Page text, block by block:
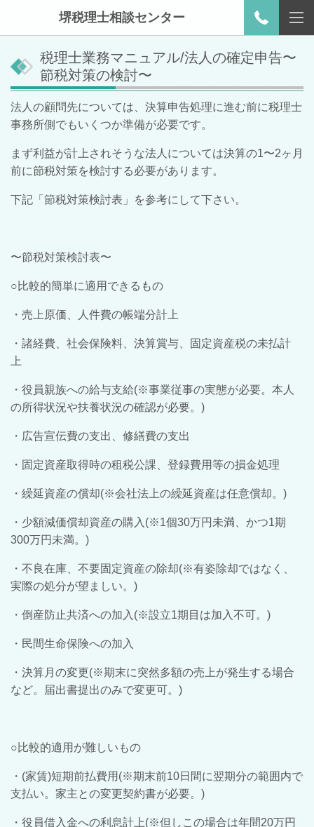
堺税理士相談センター
税理士業務マニュアル/法人の確定申告〜
節税対策の検討〜
法人の顧問先については、決算申告処理に進む前に税理士
事務所側でもいくつか準備が必要です。
まず利益が計上されそうな法人については決算の1〜2ヶ月
前に節税対策を検討する必要があります。
下記「節税対策検討表」を参考にして下さい。
〜節税対策検討表〜
○比較的簡単に適用できるもの
・売上原価、人件費の帳端分計上
・諸経費、社会保険料、決算賞与、固定資産税の未払計
上
・役員親族への給与支給(※事業従事の実態が必要。本人
の所得状況や扶養状況の確認が必要。)
・広告宣伝費の支出、修繕費の支出
・固定資産取得時の租税公課、登録費用等の損金処理
・繰延資産の償却(※会社法上の繰延資産は任意償却。)
・少額減価償却資産の購入(※1個30万円未満、かつ1期
300万円未満。)
・不良在庫、不要固定資産の除却(※有姿除却ではなく、
実際の処分が望ましい。)
・倒産防止共済への加入(※設立1期目は加入不可。)
・民間生命保険への加入
・決算月の変更(※期末に突然多額の売上が発生する場合
など。届出書提出のみで変更可。)
○比較的適用が難しいもの
・(家賃)短期前払費用(※期末前10日間に翌期分の範囲内で
支払い。家主との変更契約書が必要。)
・役員借入金への利息計上(※但しこの場合は年間20万円